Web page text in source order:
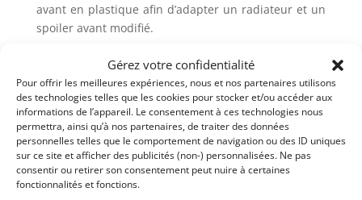
Gérez votre confidentialité
Pour offrir les meilleures expériences, nous et nos partenaires utilisons
des technologies telles que les cookies pour stocker et/ou accéder aux
informations de l’appareil. Le consentement à ces technologies nous
permettra, ainsi qu’à nos partenaires, de traiter des données
personnelles telles que le comportement de navigation ou des ID uniques
sur ce site et afficher des publicités (non-) personnalisées. Ne pas
consentir ou retirer son consentement peut nuire à certaines
fonctionnalités et fonctions.
avant en plastique afin d’adapter un radiateur et un
spoiler avant modifié.
Cet exemplaire est muni de jante GT, et d’un
réservoir supplémentaire de 30 Litres.
Seulement produite à 11 607 exemplaires !
L’auto sera livrée d’un dossier factures, du certificat
d’authenticité par Renault Classic d’une expertise,
contrôle technique vierge.
Prix sur demande.